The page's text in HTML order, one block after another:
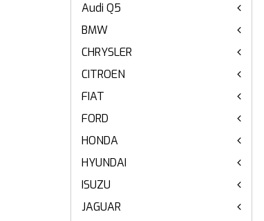
Audi Q5
BMW
CHRYSLER
CITROEN
FIAT
FORD
HONDA
HYUNDAI
ISUZU
JAGUAR